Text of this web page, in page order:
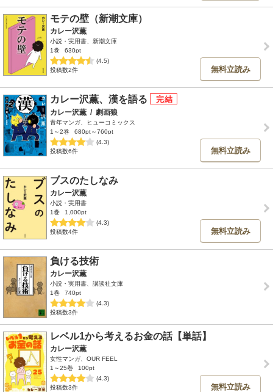
モテの壁（新潮文庫）
カレー沢薫
小説・実用書、新潮文庫
1巻
630pt
(4.5)
投稿数2件
無料立読み
カレー沢薫、漢を語る
カレー沢薫 / 劇画狼
青年マンガ、ヒューコミックス
1～2巻
680pt～760pt
(4.3)
投稿数6件
無料立読み
ブスのたしなみ
カレー沢薫
小説・実用書
1巻
1,000pt
(4.3)
投稿数4件
無料立読み
負ける技術
カレー沢薫
小説・実用書、講談社文庫
1巻
740pt
(4.3)
投稿数3件
レベル1から考えるお金の話【単話】
カレー沢薫
女性マンガ、OUR FEEL
1～25巻
100pt
(4.3)
投稿数3件
無料立読み